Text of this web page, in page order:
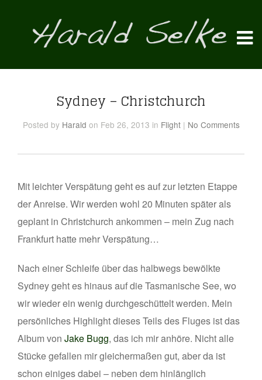
Sydney – Christchurch
Posted by Harald on Feb 26, 2013 in Flight | No Comments
Mit leichter Verspätung geht es auf zur letzten Etappe
der Anreise. Wir werden wohl 20 Minuten später als
geplant in Christchurch ankommen – mein Zug nach
Frankfurt hatte mehr Verspätung…
Nach einer Schleife über das halbwegs bewölkte
Sydney geht es hinaus auf die Tasmanische See, wo
wir wieder ein wenig durchgeschüttelt werden. Mein
persönliches Highlight dieses Teils des Fluges ist das
Album von Jake Bugg, das ich mir anhöre. Nicht alle
Stücke gefallen mir gleichermaßen gut, aber da ist
schon einiges dabei – neben dem hinlänglich